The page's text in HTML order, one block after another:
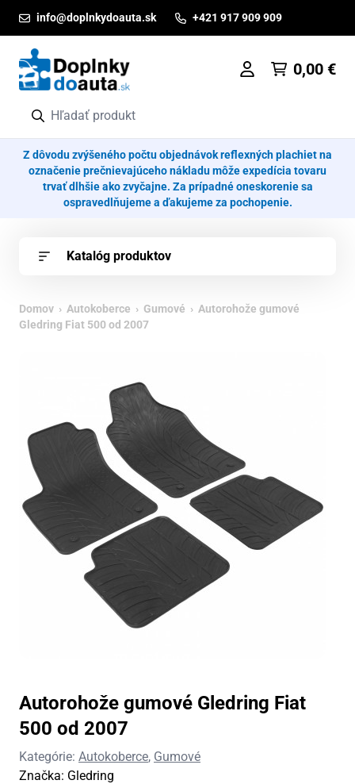
info@doplnkydoauta.sk +421 917 909 909
0,00 €
Z dôvodu zvýšeného počtu objednávok reflexných plachiet na
označenie prečnievajúceho nákladu môže expedícia tovaru
trvať dlhšie ako zvyčajne. Za prípadné oneskorenie sa
ospravedlňujeme a ďakujeme za pochopenie.
Katalóg produktov
Domov › Autokoberce › Gumové › Autorohože gumové
Gledring Fiat 500 od 2007
Autorohože gumové Gledring Fiat
500 od 2007
Kategórie: Autokoberce, Gumové
Značka: Gledring